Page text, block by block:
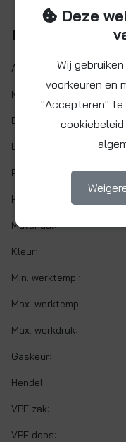
Kenmerken
Artikelnr.:
Maat:
Doorlaat:
Lengte:
Breedte:
Hoogte:
Materiaal:
Kleur:
Min. werktemp.:
Max. werktemp.:
Max. werkdruk:
Gaskeur:
Hendel:
VPE zak:
VPE doos:
Deze
Wij
voorkeuren en
"Accepteren" te